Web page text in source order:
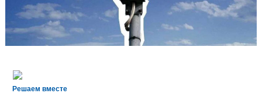
Решаем вместе